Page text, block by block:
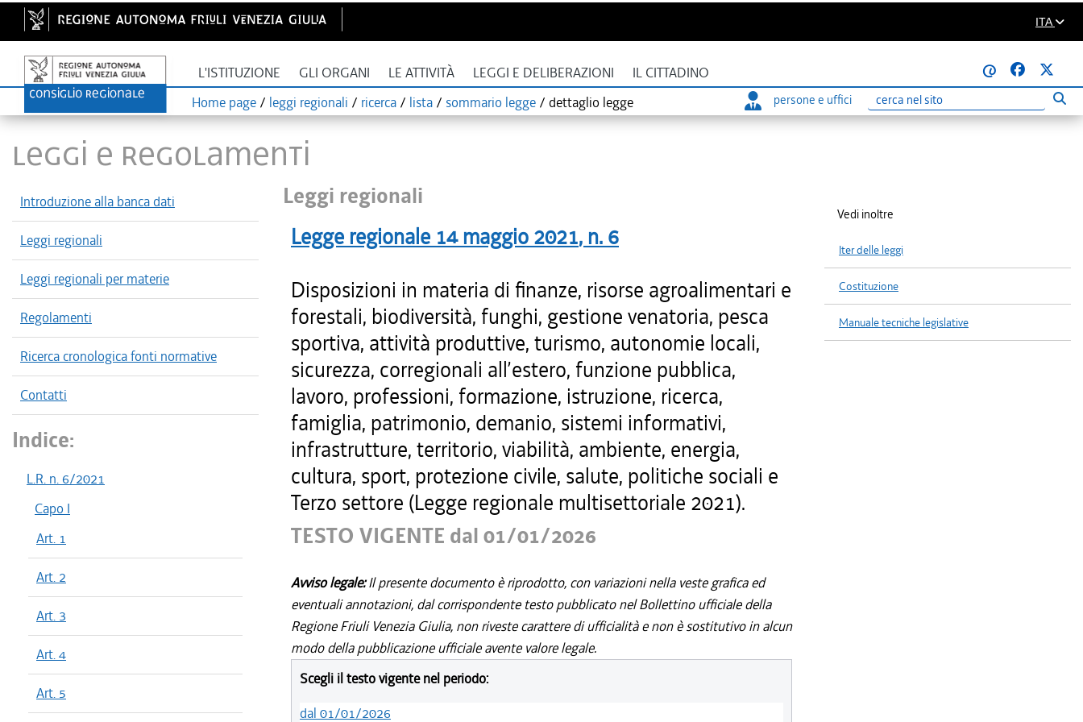
ITA
L'ISTITUZIONE GLI ORGANI LE ATTIVITÀ LEGGI E DELIBERAZIONI IL CITTADINO
@
Home page / leggi regionali / ricerca / lista / sommario legge / dettaglio legge persone e uffici
Ricerca
LEGGI E REGOLAMENTI
Introduzione alla banca dati
Leggi regionali
Leggi regionali per materie
Regolamenti
Ricerca cronologica fonti normative
Contatti
Indice:
L.R. n. 6/2021
Capo I
Art. 1
Art. 2
Art. 3
Art. 4
Art. 5
Leggi regionali
Legge regionale 14 maggio 2021, n. 6
Disposizioni in materia di finanze, risorse agroalimentari e
forestali, biodiversità, funghi, gestione venatoria, pesca
sportiva, attività produttive, turismo, autonomie locali,
sicurezza, corregionali all’estero, funzione pubblica,
lavoro, professioni, formazione, istruzione, ricerca,
famiglia, patrimonio, demanio, sistemi informativi,
infrastrutture, territorio, viabilità, ambiente, energia,
cultura, sport, protezione civile, salute, politiche sociali e
Terzo settore (Legge regionale multisettoriale 2021).
TESTO VIGENTE dal 01/01/2026
Avviso legale:Il presente documento è riprodotto, con variazioni nella veste grafica ed
eventuali annotazioni, dal corrispondente testo pubblicato nel Bollettino ufficiale della
Regione Friuli Venezia Giulia, non riveste carattere di ufficialità e non è sostitutivo in alcun
modo della pubblicazione ufficiale avente valore legale.
Scegli il testo vigente nel periodo:
dal 01/01/2026
Vedi inoltre
Iter delle leggi
Costituzione
Manuale tecniche legislative